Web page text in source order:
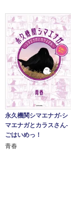
永久機関シマエナガ‐シ
マエナガとカラスさん‐
ごはいめっ！
青春